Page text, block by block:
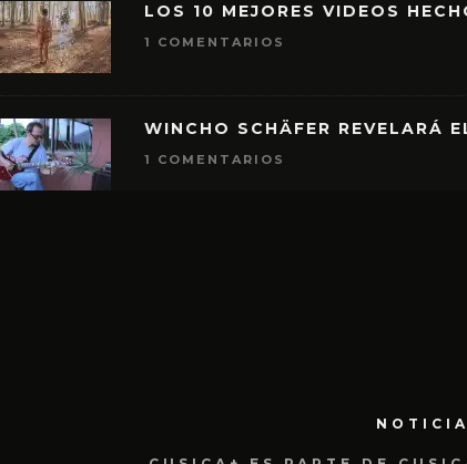
LOS 10 MEJORES VIDEOS
1 COMENTARIOS
WINCHO SCHÄFER REVELARÁ
1 COMENTARIOS